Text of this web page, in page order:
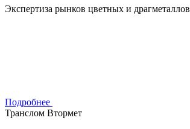
Экспертиза рынков цветных и драгметаллов
Подробнее
Транслом Втормет